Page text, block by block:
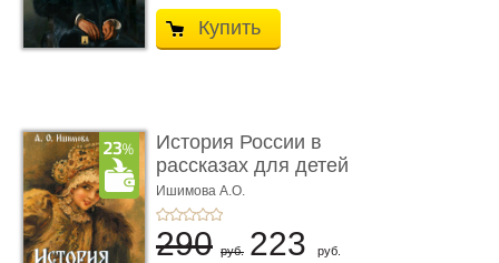
Купить
История России в
рассказах для детей
Ишимова А.О.
290 руб. 223 руб.